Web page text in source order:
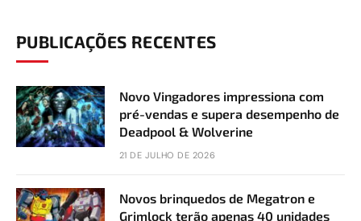
PUBLICAÇÕES RECENTES
Novo Vingadores impressiona com
pré-vendas e supera desempenho de
Deadpool & Wolverine
21 DE JULHO DE 2026
Novos brinquedos de Megatron e
Grimlock terão apenas 40 unidades